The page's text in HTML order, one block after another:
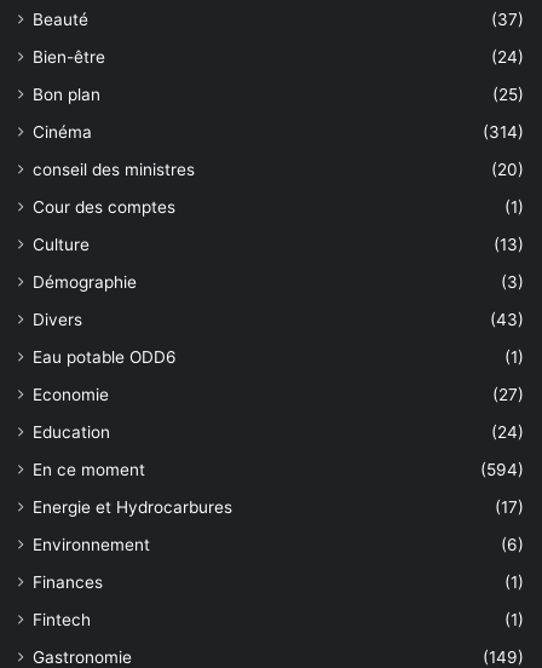
Beauté
(37)
Bien-être
(24)
Bon plan
(25)
Cinéma
(314)
conseil des ministres
(20)
Cour des comptes
(1)
Culture
(13)
Démographie
(3)
Divers
(43)
Eau potable ODD6
(1)
Economie
(27)
Education
(24)
En ce moment
(594)
Energie et Hydrocarbures
(17)
Environnement
(6)
Finances
(1)
Fintech
(1)
Gastronomie
(149)